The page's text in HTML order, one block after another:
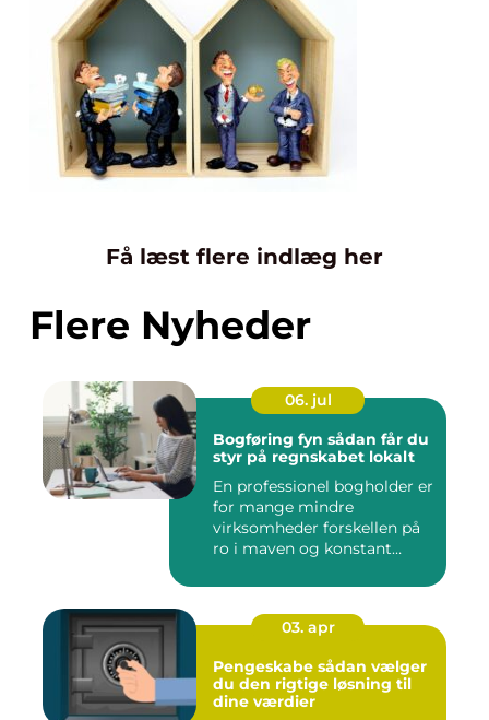
Få læst flere indlæg her
Flere Nyheder
06. jul
Bogføring fyn sådan får du
styr på regnskabet lokalt
En professionel bogholder er
for mange mindre
virksomheder forskellen på
ro i maven og konstant
03. apr
Pengeskabe sådan vælger
du den rigtige løsning til
dine værdier